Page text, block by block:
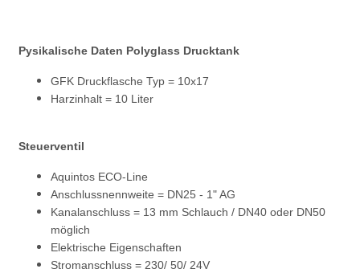
Pysikalische Daten Polyglass Drucktank
GFK Druckflasche Typ = 10x17
Harzinhalt = 10 Liter
Steuerventil
Aquintos ECO-Line
Anschlussnennweite = DN25 - 1" AG
Kanalanschluss = 13 mm Schlauch / DN40 oder DN50
möglich
Elektrische Eigenschaften
Stromanschluss = 230/ 50/ 24V